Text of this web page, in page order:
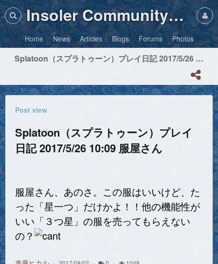
Insoler Community・Photos
Home News Articles Blogs Forums Photos
Splatoon（スプラトゥーン）プレイ日記 2017/5/26 10:09 服屋さん
Post view
Splatoon（スプラトゥーン）プレイ
日記 2017/5/26 10:09 服屋さん
服屋さん、あのさ。この服はいいけど、た
った「星一つ」だけかよ！！他の機能性が
いい「３つ星」の服を売ってもらえない
の？